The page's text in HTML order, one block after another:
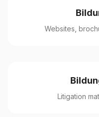
Websites,
Litigation